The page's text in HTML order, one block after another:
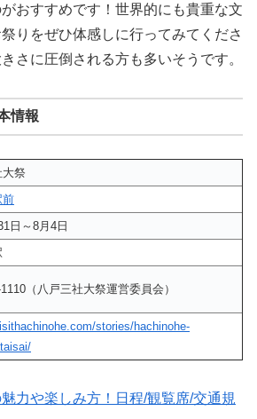
おすすめです！世界的にも貴重な文
りをぜひ体感しに行ってみてくださ
さに圧倒される方も多いそうです。
情報
大祭
前
日～8月4日
（八戸三社大祭運営委員会）
stories/hachinohe-
魅力や楽しみ方！日程/観覧席/交通規